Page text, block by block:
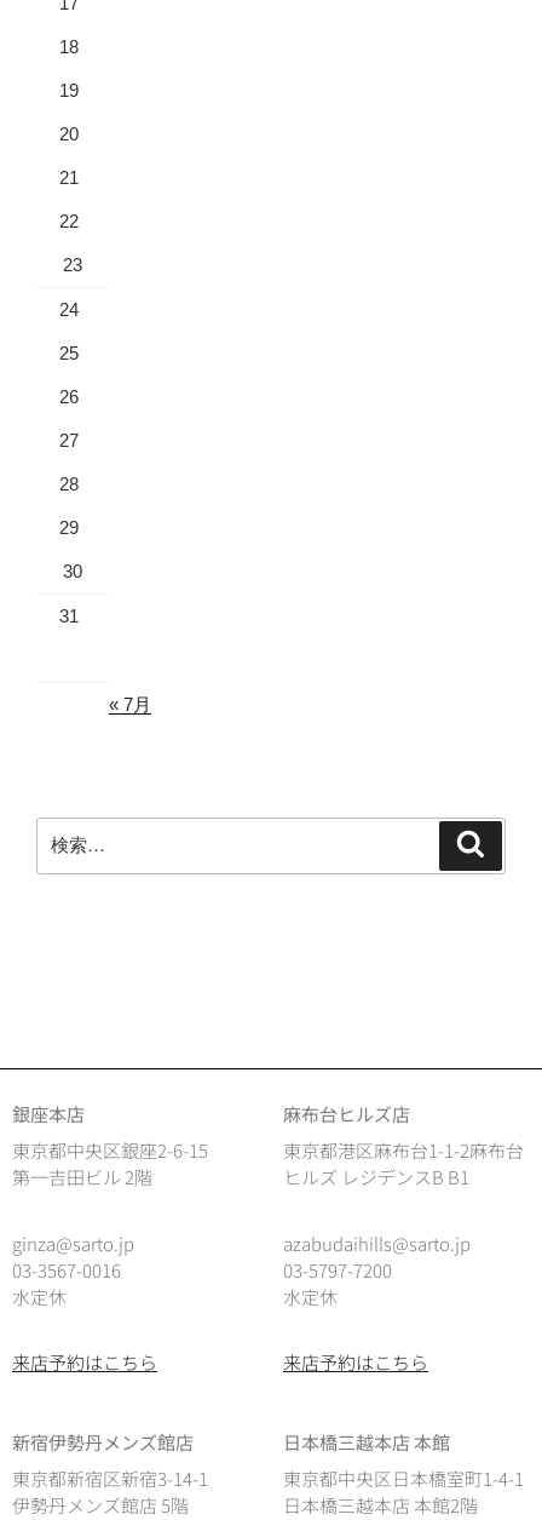
18
19
20
21
22
23
24
25
26
27
28
29
30
31
« 7月
銀座本店
東京都中央区銀座2-6-15
第一吉田ビル 2階
ginza@sarto.jp
03-3567-0016
水定休
来店予約はこちら
麻布台ヒルズ店
東京都港区麻布台1-1-2麻布台
ヒルズ レジデンスB B1
azabudaihills@sarto.jp
03-5797-7200
水定休
来店予約はこちら
新宿伊勢丹メンズ館店
東京都新宿区新宿3-14-1
伊勢丹メンズ館店 5階
日本橋三越本店 本館
東京都中央区日本橋室町1-4-1
日本橋三越本店 本館2階